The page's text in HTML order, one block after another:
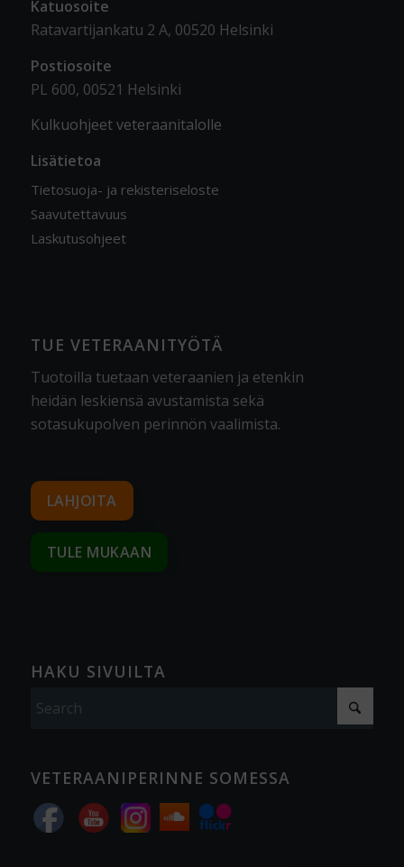
Katuosoite
Ratavartijankatu 2 A, 00520 Helsinki
Postiosoite
PL 600, 00521 Helsinki
Kulkuohjeet veteraanitalolle
Lisätietoa
Tietosuoja- ja rekisteriseloste
Saavutettavuus
Laskutusohjeet
TUE VETERAANITYÖTÄ
Tuotoilla tuetaan veteraanien ja etenkin
heidän leskiensä avustamista sekä
sotasukupolven perinnön vaalimista.
LAHJOITA
TULE MUKAAN
HAKU SIVUILTA
VETERAANIPERINNE SOMESSA